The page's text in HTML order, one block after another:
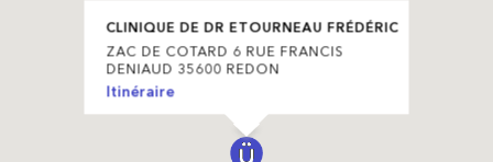
CLINIQUE DE DR ETOURNEAU FRÉDÉRIC
ZAC DE COTARD 6 RUE FRANCIS
DENIAUD 35600 REDON
Itinéraire